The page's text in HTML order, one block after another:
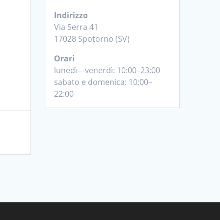
Indirizzo
Via Serra 41
17028 Spotorno (SV)
Orari
lunedì—venerdì: 10:00–23:00
sabato e domenica: 10:00–
22:00